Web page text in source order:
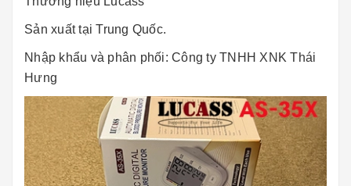
Sản xuất tại Trung Quốc.
Nhập khẩu và phân phối: Công ty TNHH XNK Thái
Hưng